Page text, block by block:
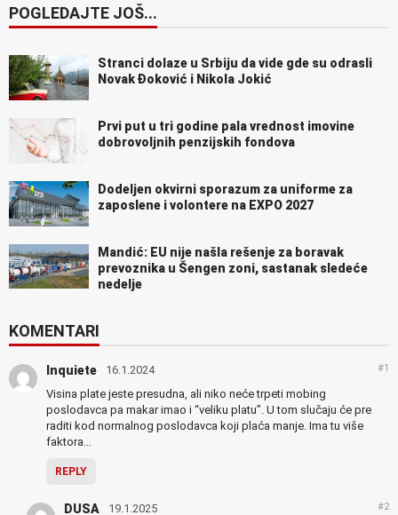
POGLEDAJTE JOŠ...
Stranci dolaze u Srbiju da vide gde su odrasli
Novak Đoković i Nikola Jokić
Prvi put u tri godine pala vrednost imovine
dobrovoljnih penzijskih fondova
Dodeljen okvirni sporazum za uniforme za
zaposlene i volontere na EXPO 2027
Mandić: EU nije našla rešenje za boravak
prevoznika u Šengen zoni, sastanak sledeće
nedelje
KOMENTARI
Inquiete 16.1.2024 #1
Visina plate jeste presudna, ali niko neće trpeti mobing
poslodavca pa makar imao i “veliku platu”. U tom slučaju će pre
raditi kod normalnog poslodavca koji plaća manje. Ima tu više
faktora…
REPLY
DUSA 19.1.2025 #2